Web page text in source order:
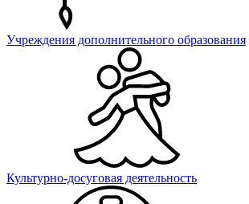
Учреждения дополнительного образования
Культурно-досуговая деятельность